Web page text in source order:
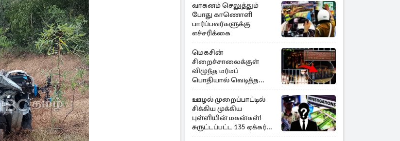
வாகனம் செலுத்தும்
போது காணொளி
பார்ப்பவர்களுக்கு
எச்சரிக்கை
மெகசின்
சிறைச்சாலைக்குள்
விழுந்த மர்மப்
பொதியால் வெடித்த
மோதல் - ஒருவர் பலி :
பலர் காயம்
ஊழல் முறைப்பாட்டில்
சிக்கிய முக்கிய
புள்ளியின் மகன்கள்!
சுருட்டப்பட்ட 135 ஏக்கர்
தேயிலைத் தோட்டம்